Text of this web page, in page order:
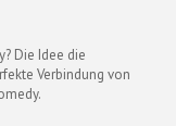
Die Idee die
Verbindung von